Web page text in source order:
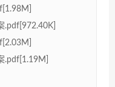
.pdf[972.40K]
.pdf[1.19M]